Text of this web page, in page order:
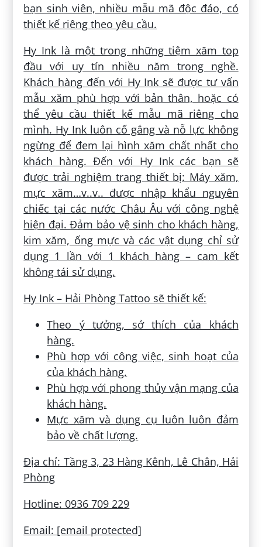
bạn sinh viên, nhiều mẫu mã độc đáo, có
thiết kế riêng theo yêu cầu.
Hy Ink là một trong những tiệm xăm top
đầu với uy tín nhiều năm trong nghề.
Khách hàng đến với Hy Ink sẽ được tư vấn
mẫu xăm phù hợp với bản thân, hoặc có
thể yêu cầu thiết kế mẫu mã riêng cho
mình. Hy Ink luôn cố gắng và nỗ lực không
ngừng để đem lại hình xăm chất nhất cho
khách hàng. Đến với Hy Ink các bạn sẽ
được trải nghiệm trang thiết bị: Máy xăm,
mực xăm…v..v.. được nhập khẩu nguyên
chiếc tại các nước Châu Âu với công nghệ
hiện đại. Đảm bảo vệ sinh cho khách hàng,
kim xăm, ống mực và các vật dụng chỉ sử
dụng 1 lần với 1 khách hàng – cam kết
không tái sử dụng.
Hy Ink – Hải Phòng Tattoo sẽ thiết kế:
Theo ý tưởng, sở thích của khách
hàng.
Phù hợp với công việc, sinh hoạt của
của khách hàng.
Phù hợp với phong thủy vận mạng của
khách hàng.
Mực xăm và dụng cụ luôn luôn đảm
bảo về chất lượng.
Địa chỉ: Tầng 3, 23 Hàng Kênh, Lê Chân, Hải
Phòng
Hotline: 0936 709 229
Email: [email protected]